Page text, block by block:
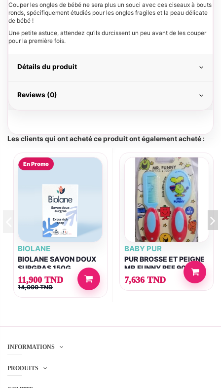
Couper les ongles de bébé ne sera plus un souci avec ces ciseaux à bouts
ronds, spécifiquement étudiés pour les ongles fragiles et la peau délicate
de bébé !
Une petite astuce, attendez qu’ils durcissent un peu avant de les couper
pour la première fois.
Détails du produit
Reviews (0)
Les clients qui ont acheté ce produit ont également acheté :
En Promo
BIOLANE
BIOLANE SAVON DOUX
SURGRAS 150G
11,900 TND
14,000 TND
BABY PUR
PUR BROSSE ET PEIGNE
MR.FUNNY REF 90100
7,636 TND
INFORMATIONS
PRODUITS